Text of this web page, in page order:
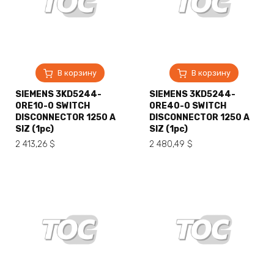
В корзину
SIEMENS 3KD5244-
0RE10-0 SWITCH
DISCONNECTOR 1250 A
SIZ (1pc)
2 413,26 $
В корзину
SIEMENS 3KD5244-
0RE40-0 SWITCH
DISCONNECTOR 1250 A
SIZ (1pc)
2 480,49 $